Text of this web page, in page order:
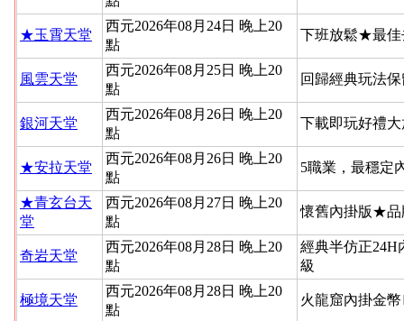
★玉霄天堂
西元2026年08月24日 晚上20
點
下班放鬆★最
風雲天堂
西元2026年08月25日 晚上20
點
回歸經典玩法
銀河天堂
西元2026年08月26日 晚上20
點
下載即玩好禮
★安拉天堂
西元2026年08月26日 晚上20
點
5職業，最穩定
★青玄台天
堂
西元2026年08月27日 晚上20
點
懷舊內掛版★品
奇岩天堂
西元2026年08月28日 晚上20
點
經典半仿正24H
級
極境天堂
西元2026年08月28日 晚上20
點
火龍窟內掛金